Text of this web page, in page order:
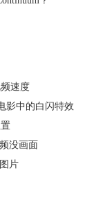
让人沉浸其中。
速度
影中的白闪特效
没画面
片